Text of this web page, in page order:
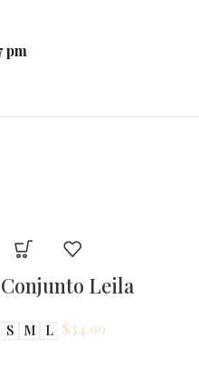
pm
Conjunto Leila
S M L $34.99